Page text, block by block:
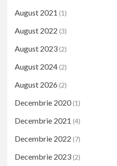
August 2021 (1)
August 2022 (3)
August 2023(2)
August 2024(2)
August 2026 (2)
Decembrie 2020(1)
Decembrie 2021 (4)
Decembrie 2022 (7)
Decembrie 2023(2)